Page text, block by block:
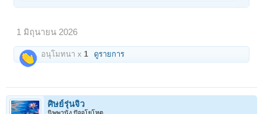
1 มิถุนายน 2026
อนุโมทนา x1 ดูรายการ
ศิษย์รุ่นจิ๋ว